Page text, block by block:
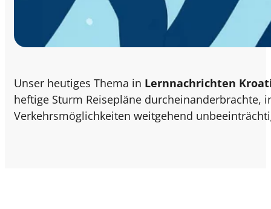
Unser heutiges Thema in Lernnachrichten
heftige Sturm Reisepläne durcheinanderbrachte,
Verkehrsmöglichkeiten weitgehend